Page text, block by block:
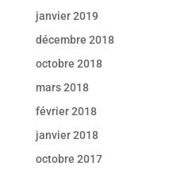
janvier 2019
décembre 2018
octobre 2018
mars 2018
février 2018
janvier 2018
octobre 2017